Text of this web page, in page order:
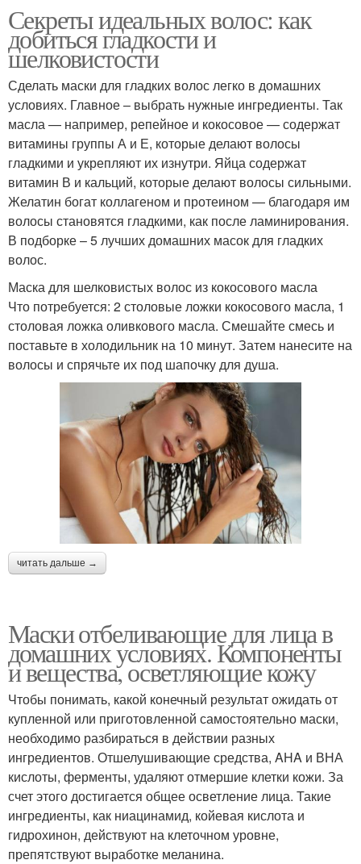
Секреты идеальных волос: как
добиться гладкости и
шелковистости
Сделать маски для гладких волос легко в домашних
условиях. Главное – выбрать нужные ингредиенты. Так
масла — например, репейное и кокосовое — содержат
витамины группы А и Е, которые делают волосы
гладкими и укрепляют их изнутри. Яйца содержат
витамин В и кальций, которые делают волосы сильными.
Желатин богат коллагеном и протеином — благодаря им
волосы становятся гладкими, как после ламинирования.
В подборке – 5 лучших домашних масок для гладких
волос.
Маска для шелковистых волос из кокосового масла
Что потребуется: 2 столовые ложки кокосового масла, 1
столовая ложка оливкового масла. Смешайте смесь и
поставьте в холодильник на 10 минут. Затем нанесите на
волосы и спрячьте их под шапочку для душа.
читать дальше →
Маски отбеливающие для лица в
домашних условиях. Компоненты
и вещества, осветляющие кожу
Чтобы понимать, какой конечный результат ожидать от
купленной или приготовленной самостоятельно маски,
необходимо разбираться в действии разных
ингредиентов. Отшелушивающие средства, AHA и ВНА
кислоты, ферменты, удаляют отмершие клетки кожи. За
счет этого достигается общее осветление лица. Такие
ингредиенты, как ниацинамид, койевая кислота и
гидрохинон, действуют на клеточном уровне,
препятствуют выработке меланина.